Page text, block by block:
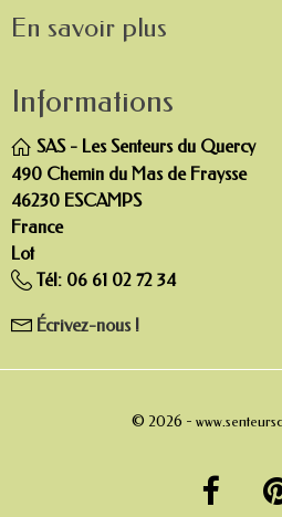
En savoir plus
Informations
SAS - Les Senteurs du Quercy
490 Chemin du Mas de Fraysse
46230 ESCAMPS
France
Lot
Tél: 06 61 02 72 34
Écrivez-nous !
© 2026 -